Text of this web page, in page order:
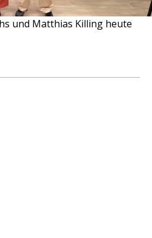
und Matthias Killing heute